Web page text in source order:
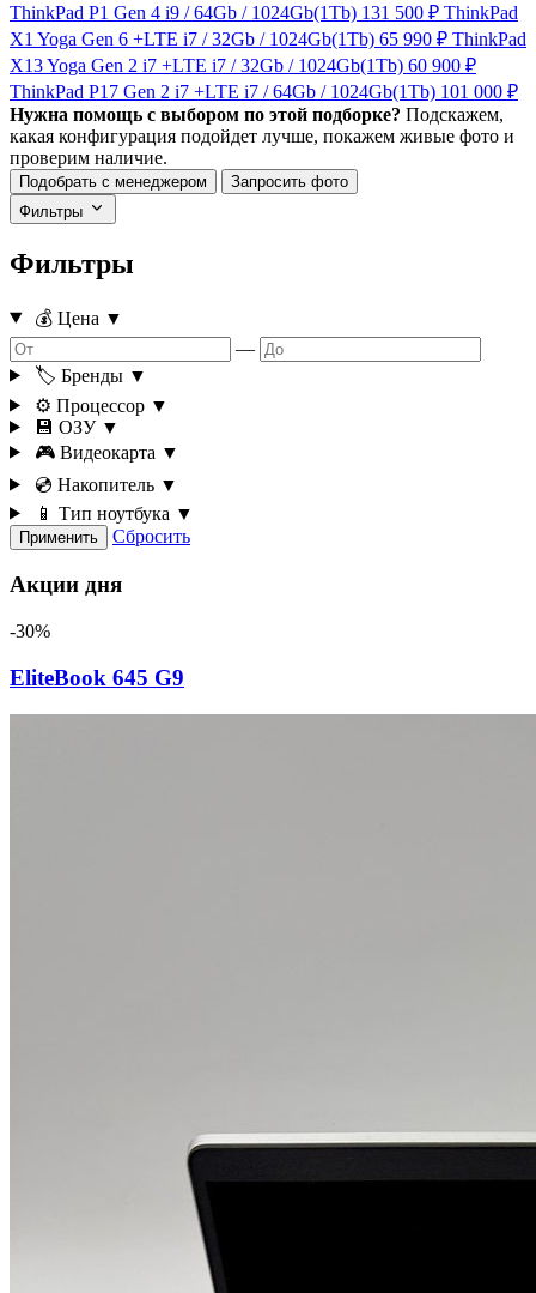
ThinkPad P1 Gen 4 i9 / 64Gb / 1024Gb(1Tb) 131 500 ₽ ThinkPad
X1 Yoga Gen 6 +LTE i7 / 32Gb / 1024Gb(1Tb) 65 990 ₽ ThinkPad
X13 Yoga Gen 2 i7 +LTE i7 / 32Gb / 1024Gb(1Tb) 60 900 ₽
ThinkPad P17 Gen 2 i7 +LTE i7 / 64Gb / 1024Gb(1Tb) 101 000 ₽
Нужна помощь с выбором по этой подборке? Подскажем,
какая конфигурация подойдет лучше, покажем живые фото и
проверим наличие.
Подобрать с менеджером
Запросить фото
Фильтры
Фильтры
💰 Цена ▼
—
🏷️ Бренды ▼
⚙️ Процессор ▼
💾 ОЗУ ▼
🎮 Видеокарта ▼
💿 Накопитель ▼
📱 Тип ноутбука ▼
Применить Сбросить
Акции дня
-30%
EliteBook 645 G9